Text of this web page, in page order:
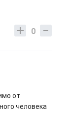
0
от
человека